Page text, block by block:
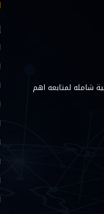
شامله لمتابعه اهم